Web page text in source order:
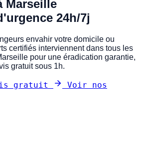
Marseille
24h/7j
envahir votre domicile ou
certifiés interviennent dans tous les
pour une éradication garantie,
gratuit sous 1h.
gratuit
Voir nos